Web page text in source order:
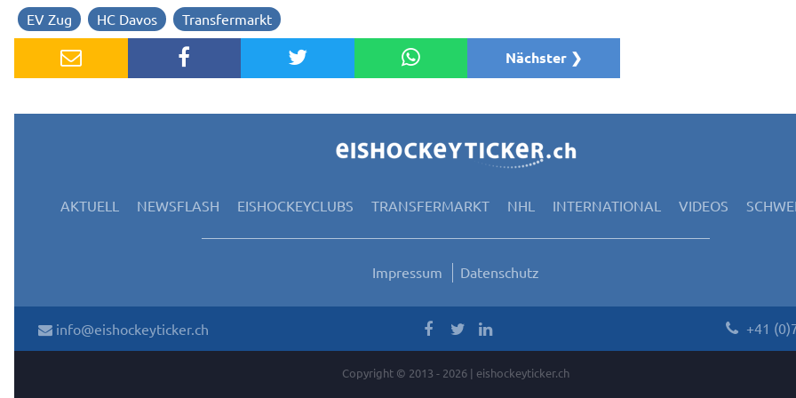
EV Zug HC Davos Transfermarkt
Nächster ❯
AKTUELL NEWSFLASH EISHOCKEYCLUBS TRANSFERMARKT NHL INTERNATIONAL VIDEOS
Impressum Datenschutz
info@eishockeyticker.ch +41
Copyright © 2013 - 2026 | eishockeyticker.ch